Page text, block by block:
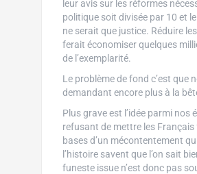
leur avis sur les réformes
politique soit divisée par 10 et
ne serait que justice. Réduire
ferait économiser quelques
de l’exemplarité.
Le problème de fond c’est que
demandant encore plus à la
Plus grave est l’idée parmi nos
refusant de mettre les Français
bases d’un mécontentement
l’histoire savent que l’on sait
funeste issue n’est donc pas